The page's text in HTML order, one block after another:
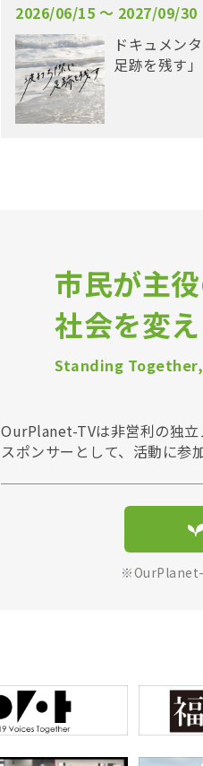
2026/06/15 〜 2027/09/30
ドキュメン
足跡を残す
市民が主
社会を変え
Standing
OurPlanet-TVは非営利の独立
スポンサーとして、活動に参
※OurPlanet-